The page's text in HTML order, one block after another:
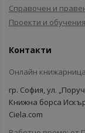
Справочен и
Проекти и
Контакти
Онлайн
гр. София, ул.
Книжна борса
Ciela.com